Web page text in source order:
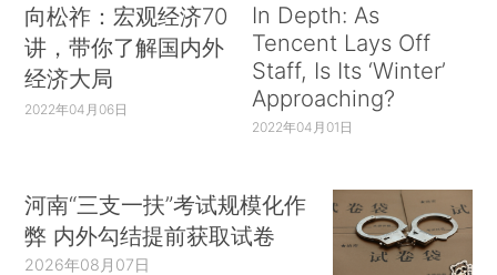
向松祚：宏观经济70
讲，带你了解国内外
经济大局
2022年04月06日
In Depth: As
Tencent Lays Off
Staff, Is Its ‘Winter’
Approaching?
2022年04月01日
河南“三支一扶”考试规模化作
弊 内外勾结提前获取试卷
2026年08月07日